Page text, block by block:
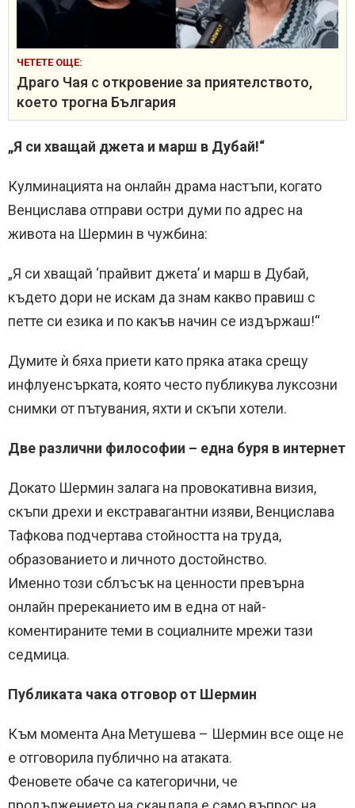
ЧЕТЕТЕ ОЩЕ:
Драго Чая с откровение за приятелството,
което трогна България
„Я си хващай джета и марш в Дубай!“
Кулминацията на онлайн драма настъпи, когато
Венцислава отправи остри думи по адрес на
живота на Шермин в чужбина:
„Я си хващай ‘прайвит джета’ и марш в Дубай,
където дори не искам да знам какво правиш с
петте си езика и по какъв начин се издържаш!“
Думите ѝ бяха приети като пряка атака срещу
инфлуенсърката, която често публикува луксозни
снимки от пътувания, яхти и скъпи хотели.
Две различни философии – една буря в интернет
Докато Шермин залага на провокативна визия,
скъпи дрехи и екстравагантни изяви, Венцислава
Тафкова подчертава стойността на труда,
образованието и личното достойнство.
Именно този сблъсък на ценности превърна
онлайн пререканието им в една от най-
коментираните теми в социалните мрежи тази
седмица.
Публиката чака отговор от Шермин
Към момента Ана Метушева – Шермин все още не
е отговорила публично на атаката.
Феновете обаче са категорични, че